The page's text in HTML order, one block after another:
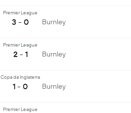
Premier League
3 - 0 Burnley
Premier League
2 - 1 Burnley
Copa da Inglaterra
1 - 0 Burnley
Premier League